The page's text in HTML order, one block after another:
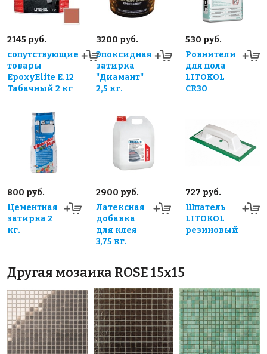
2145 руб.
сопутствующие
товары
EpoxyElite E.12
Табачный 2 кг
3200 руб.
Эпоксидная
затирка
"Диамант"
2,5 кг.
530 руб.
Ровнители
для пола
LITOKOL
CR30
800 руб.
Цементная
затирка 2
кг.
2900 руб.
Латексная
добавка
для клея
3,75 кг.
727 руб.
Шпатель
LITOKOL
резиновый
Другая мозаика ROSE 15x15